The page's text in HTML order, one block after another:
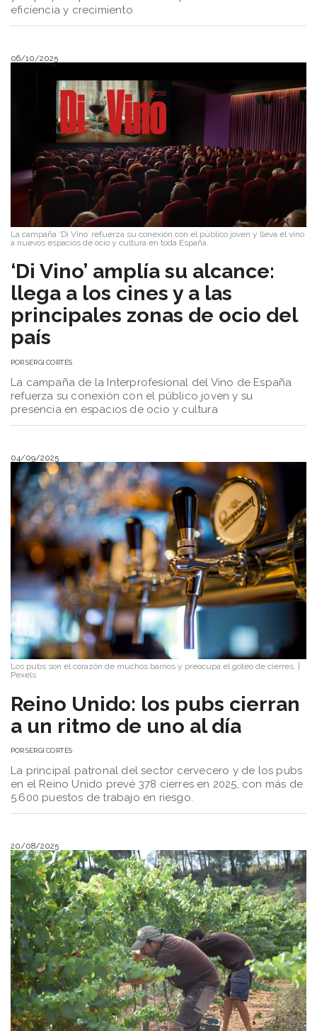
eficiencia y crecimiento
06/10/2025
La campaña ‘Di Vino’ refuerza su conexión con el público joven y lleva el vino
a nuevos espacios de ocio y cultura en toda España.
​‘Di Vino’ amplía su alcance:
llega a los cines y a las
principales zonas de ocio del
país
PORSERGI CORTÉS
La campaña de la Interprofesional del Vino de España
refuerza su conexión con el público joven y su
presencia en espacios de ocio y cultura
04/09/2025
Los pubs son el corazón de muchos barrios y preocupa el goteo de cierres. |
Pexels
​Reino Unido: los pubs cierran
a un ritmo de uno al día
PORSERGI CORTÉS
La principal patronal del sector cervecero y de los pubs
en el Reino Unido prevé 378 cierres en 2025, con más de
5.600 puestos de trabajo en riesgo.
20/08/2025